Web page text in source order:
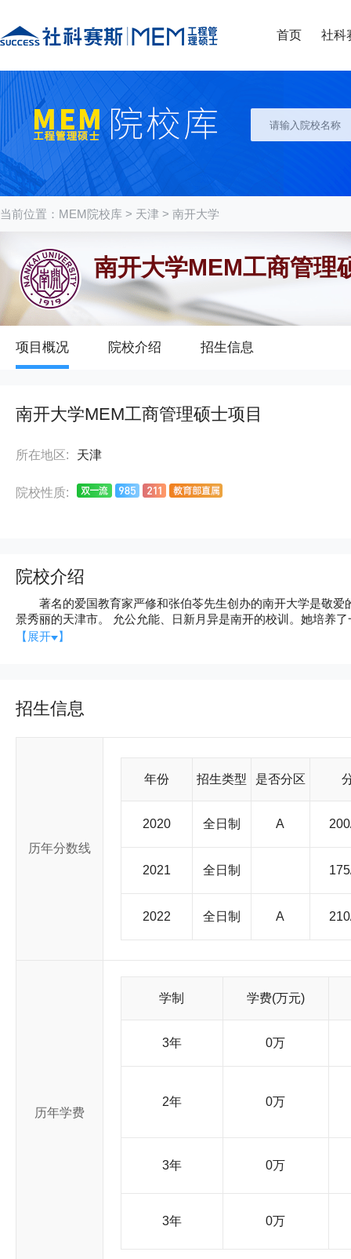
首页 社科
当前位置： MEM院校库 > 天津 > 南开大学
南开大学MEM工商管理
项目概况 院校介绍 招生信息
南开大学MEM工商管理硕士项目
所在地区: 天津
院校性质:
院校介绍
著名的爱国教育家严修和张伯苓先生创办的南开大学是敬爱
景秀丽的天津市。 允公允能、日新月异是南开的校训。她培养
名科学家都曾执教于南开大学，著名剧作家曹禺先生也曾就
士、硕士学位，有博士点172个、硕士点231个、专业硕士学位
学科48个、博士后流动站21个。南开大学师资力量雄厚，在千
290多万册。南开大学研究生院为国家和社会培养了大批高层
地区的150多所大学和国际学术机构建立了学术合作与交流关
还培养了一批来自美国、日本和韩国等国家的留学生。 南
育部批准，授予世界著名科学家陈省身、瑞典著名作家扬?米
界一流水平的大学贡献力量。
【展开 】
招生信息
历年分数线
年份 招生类型 是否分区
2020 全日制 A
2021 全日制
2022 全日制 A
历年学费
学制 学费(万元)
3年 0万
2年 0万
3年 0万
3年 0万